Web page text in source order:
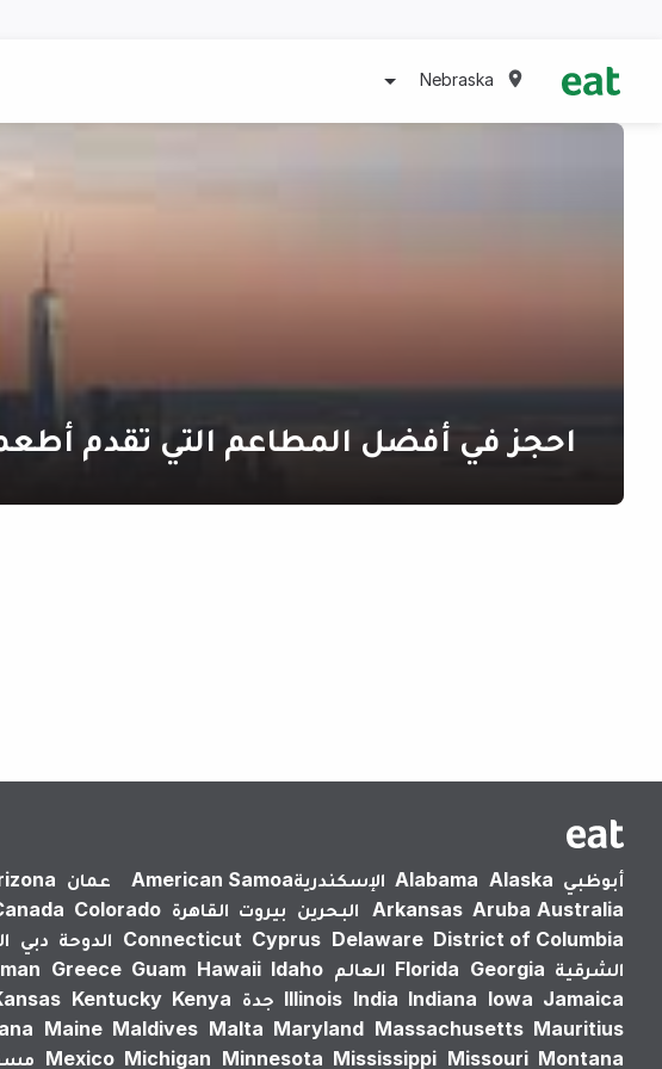
Nebraska
احجز في أفضل المطاعم التي تقدم
أبوظبي Alabama Alaska الإسكندرية‎American Samoa عمان
Arkansas Aruba Australia البحرين بيروت القاهرة Colorado
Connecticut Cyprus Delaware District of Columbia الدوحة دبي
الشرقية
Florida Georgia العالم Greece Guam Hawaii Idaho
Illinois India Indiana Iowa Jamaica جدة Kentucky Kenya
Maine Maldives Malta Maryland Massachusetts Mauritius
Mexico Michigan Minnesota Mississippi Missouri Montana